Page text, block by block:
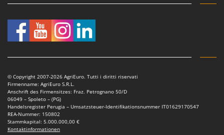
© Copyright 2007-2026 AgriEuro. Tutti i diritti riservati
Firmenname: AgriEuro S.R.L.
Anschrift des Firmensitzes: Fraz. Petrognano 50/D
06049 – Spoleto – (PG)
Handelsregister Perugia – Umsatzsteuer-Identifikationsnummer IT01629170547
REA-Nummer: 150802
Stammkapital: 5.000.000,00 €
Kontaktinformationen